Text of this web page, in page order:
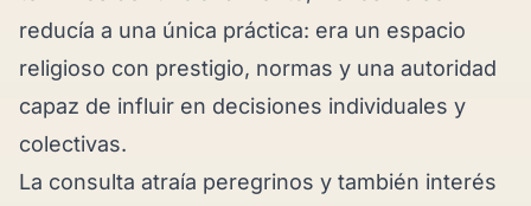
reducía a una única práctica: era un espacio
religioso con prestigio, normas y una autoridad
capaz de influir en decisiones individuales y
colectivas.
La consulta atraía peregrinos y también interés